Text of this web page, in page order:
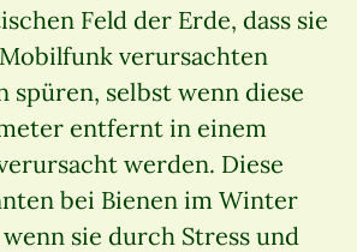
Feld der Erde, dass sie
verursachten
spüren, selbst wenn diese
entfernt in einem
werden. Diese
bei Bienen im Winter
sie durch Stress und